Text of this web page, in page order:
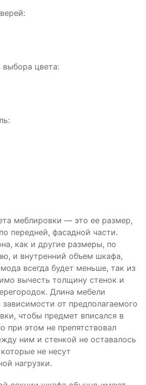
цвета:
меблировки — это ее размер,
передней, фасадной части.
как и другие размеры, по
и внутренний объем шкафа,
всегда будет меньше, так из
вычесть толщину стенок и
Длина мебели
от предполагаемого
чтобы предмет вписался в
при этом не препятствовал
ним и стенкой не оставалось
не несут
нагрузки.